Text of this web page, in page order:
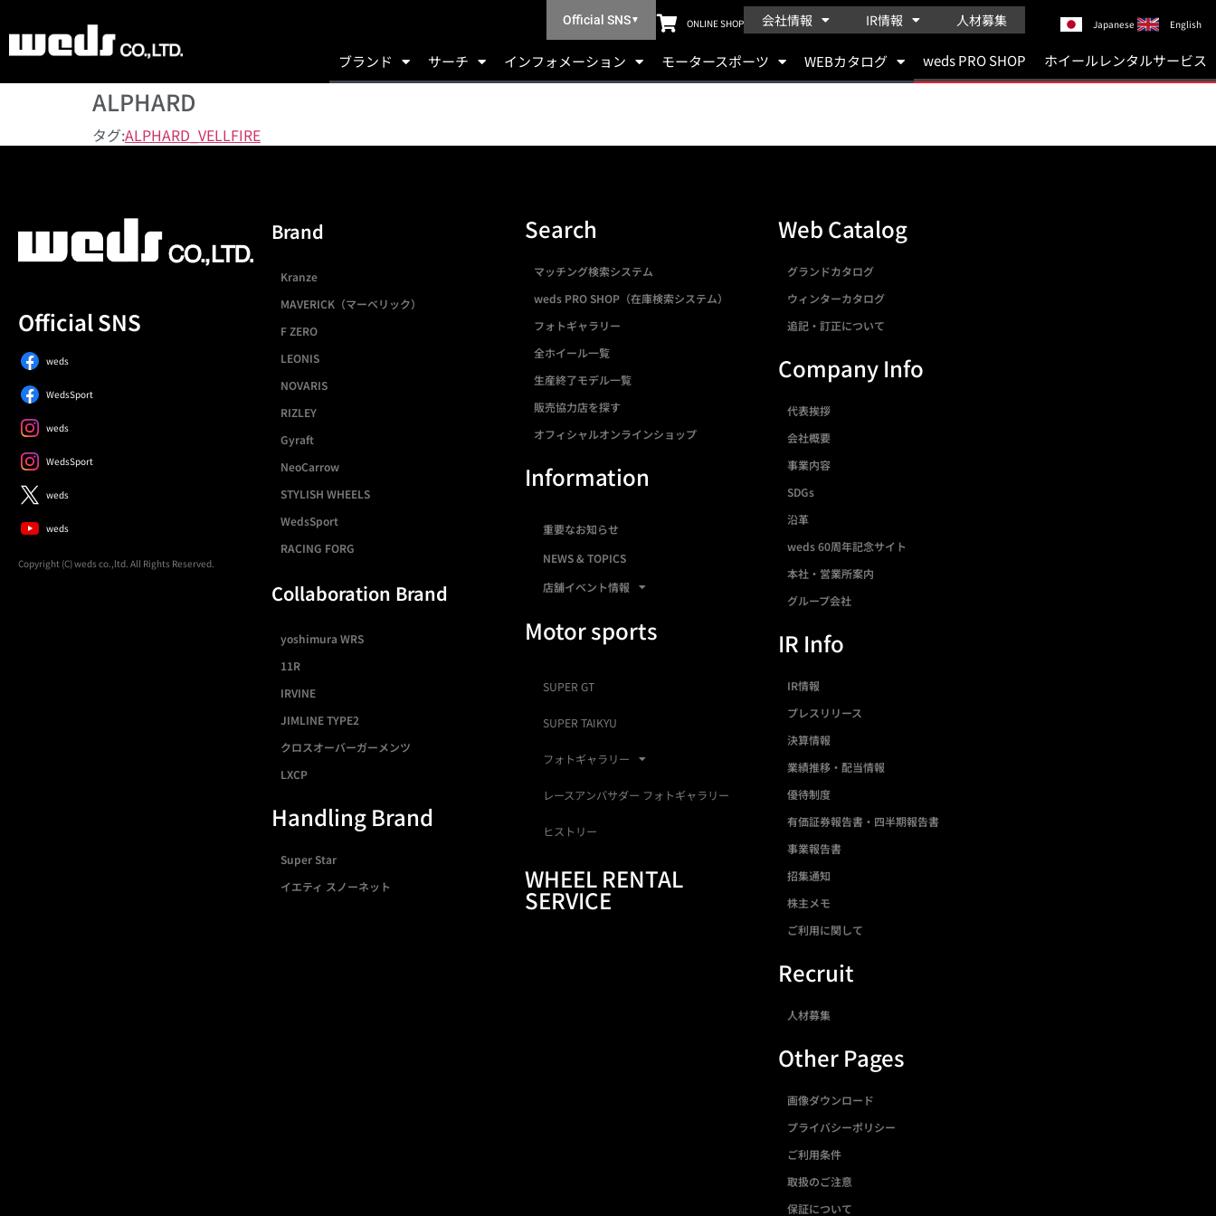
Official SNS▼ ONLINE SHOP 会社情報 IR情報 人材募集 Japanese English
ブランド サーチ インフォメーション モータースポーツ WEBカタログ weds PRO SHOP ホイールレンタルサービス
ALPHARD
タグ:ALPHARD_VELLFIRE
Official SNS
weds
WedsSport
weds
WedsSport
weds
weds
Copyright (C) weds co.,ltd. All Rights Reserved.
Brand
Kranze
MAVERICK（マーベリック）
F ZERO
LEONIS
NOVARIS
RIZLEY
Gyraft
NeoCarrow
STYLISH WHEELS
WedsSport
RACING FORG
Collaboration Brand
yoshimura WRS
11R
IRVINE
JIMLINE TYPE2
クロスオーバーガーメンツ
LXCP
Handling Brand
Super Star
イエティ スノーネット
Search
マッチング検索システム
weds PRO SHOP（在庫検索システム）
フォトギャラリー
全ホイール一覧
生産終了モデル一覧
販売協力店を探す
オフィシャルオンラインショップ
Information
重要なお知らせ
NEWS & TOPICS
店舗イベント情報
Motor sports
SUPER GT
SUPER TAIKYU
フォトギャラリー
レースアンバサダー フォトギャラリー
ヒストリー
WHEEL RENTAL
SERVICE
Web Catalog
グランドカタログ
ウィンターカタログ
追記・訂正について
Company Info
代表挨拶
会社概要
事業内容
SDGs
沿革
weds 60周年記念サイト
本社・営業所案内
グループ会社
IR Info
IR情報
プレスリリース
決算情報
業績推移・配当情報
優待制度
有価証券報告書・四半期報告書
事業報告書
招集通知
株主メモ
ご利用に関して
Recruit
人材募集
Other Pages
画像ダウンロード
プライバシーポリシー
ご利用条件
取扱のご注意
保証について